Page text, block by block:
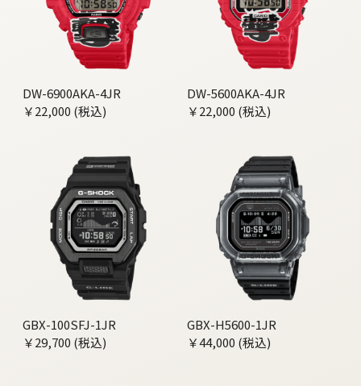
DW-6900AKA-4JR
￥22,000 (税込)
DW-5600AKA-4JR
￥22,000 (税込)
GBX-100SFJ-1JR
￥29,700 (税込)
GBX-H5600-1JR
￥44,000 (税込)